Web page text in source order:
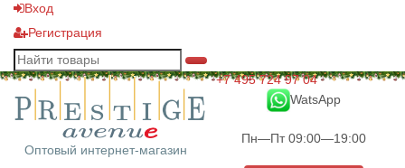
Вход
Регистрация
Оптовый интернет-магазин
+7 495 724 97 04
WatsApp
Пн—Пт 09:00—19:00